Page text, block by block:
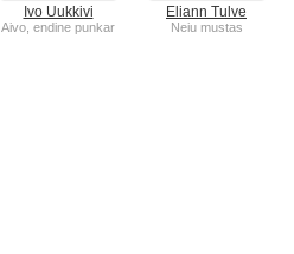
Ivo Uukkivi
Aivo, endine punkar
Eliann Tulve
Neiu mustas